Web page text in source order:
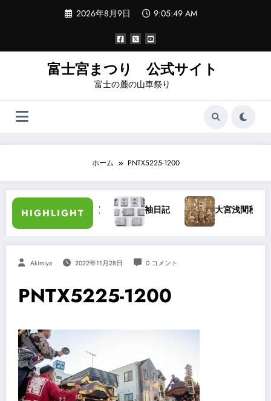
ツ
2026年8月9日 9:05:49 AM
富士宮まつり 公式サイト
富士の麓の山車祭り
ホーム PNTX5225-1200
HIGHLIGHT
長三郎氏講演 袖日記 大宮浅間秋祭り・大宮
Akimiya 2022年11月28日 0 コメント
PNTX5225-1200